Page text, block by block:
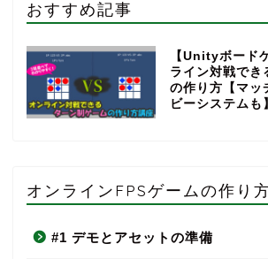
おすすめ記事
【Unityボード
ライン対戦でき
の作り方【マッ
ビーシステムも
オンラインFPSゲームの作り
#1 デモとアセットの準備